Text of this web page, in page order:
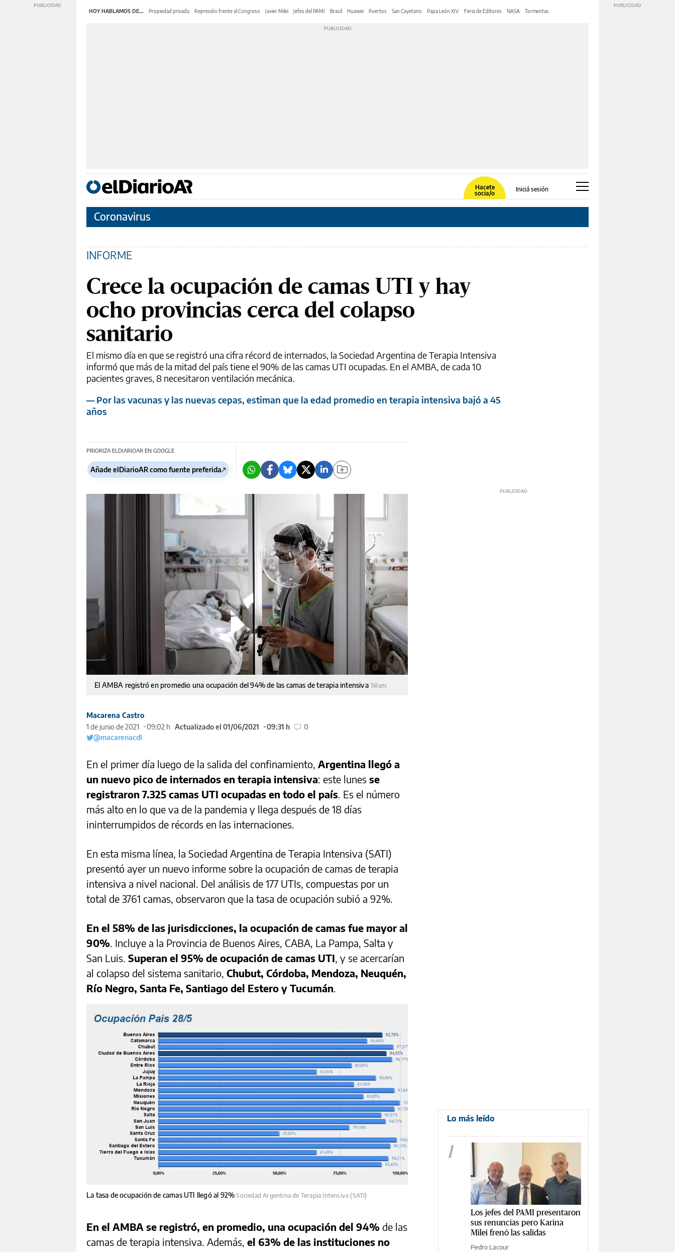
HOY HABLAMOS DE... Propiedad privada Represión frente al Congreso Javier Milei Jefes del PAMI Brasil Huawei Puertos San Cayetano Papa León XIV Feria de Editores NASA Tormentas
Hacete
socia/o
Iniciá sesión
Coronavirus
INFORME
Crece la ocupación de camas UTI y hay
ocho provincias cerca del colapso
sanitario
El mismo día en que se registró una cifra récord de internados, la Sociedad Argentina de Terapia Intensiva
informó que más de la mitad del país tiene el 90% de las camas UTI ocupadas. En el AMBA, de cada 10
pacientes graves, 8 necesitaron ventilación mecánica.
— Por las vacunas y las nuevas cepas, estiman que la edad promedio en terapia intensiva bajó a 45
años
PRIORIZA ELDIARIOAR EN GOOGLE
Añade elDiarioAR como fuente preferida
El AMBA registró en promedio una ocupación del 94% de las camas de terapia intensiva Télam
Macarena Castro
1 de junio de 2021
09:02 h Actualizado el 01/06/2021 09:31 h
0
@macarenacdl
En el primer día luego de la salida del confinamiento, Argentina llegó a
un nuevo pico de internados en terapia intensiva: este lunes se
registraron 7.325 camas UTI ocupadas en todo el país. Es el número
más alto en lo que va de la pandemia y llega después de 18 días
ininterrumpidos de récords en las internaciones.
En esta misma línea, la Sociedad Argentina de Terapia Intensiva (SATI)
presentó ayer un nuevo informe sobre la ocupación de camas de terapia
intensiva a nivel nacional. Del análisis de 177 UTIs, compuestas por un
total de 3761 camas, observaron que la tasa de ocupación subió a 92%.
En el 58% de las jurisdicciones, la ocupación de camas fue mayor al
90%. Incluye a la Provincia de Buenos Aires, CABA, La Pampa, Salta y
San Luis. Superan el 95% de ocupación de camas UTI, y se acercarían
al colapso del sistema sanitario, Chubut, Córdoba, Mendoza, Neuquén,
Río Negro, Santa Fe, Santiago del Estero y Tucumán.
La tasa de ocupación de camas UTI llegó al 92%Sociedad Argentina de Terapia Intensiva (SATI)
En el AMBA se registró, en promedio, una ocupación del 94% de las
camas de terapia intensiva. Además, el 63% de las instituciones no
Lo más leído
1
Los jefes del PAMI presentaron
sus renuncias pero Karina
Milei frenó las salidas
Pedro Lacour